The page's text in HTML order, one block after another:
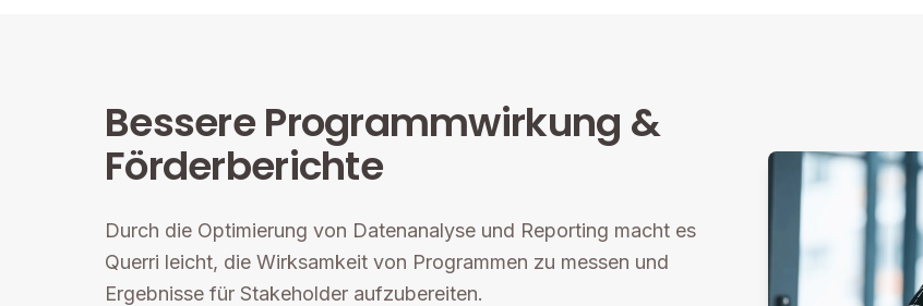
Bessere Programmwirkung &
Förderberichte
Durch die Optimierung von Datenanalyse und Reporting macht es
Querri leicht, die Wirksamkeit von Programmen zu messen und
Ergebnisse für Stakeholder aufzubereiten.